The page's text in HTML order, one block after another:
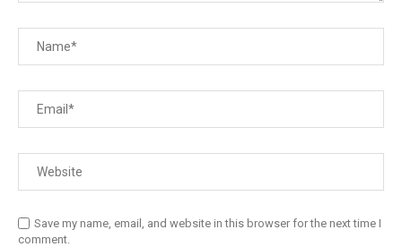
Save my name, email, and website in this browser for the next time I
comment.